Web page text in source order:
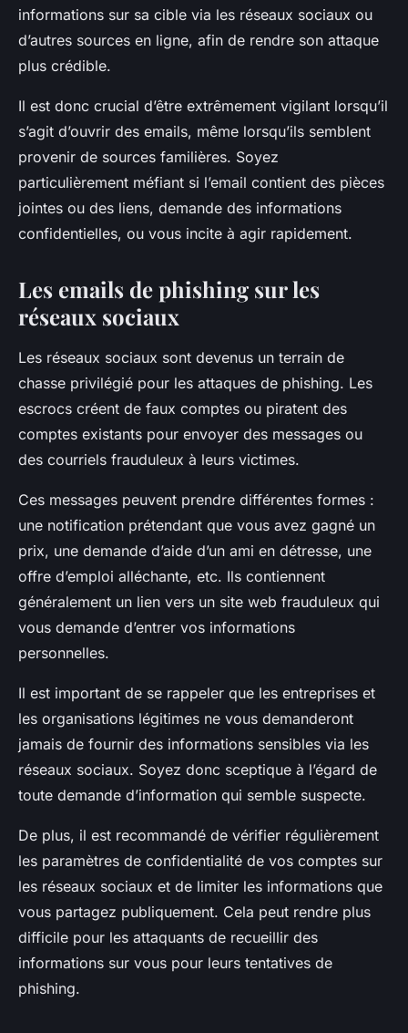
informations sur sa cible via les réseaux sociaux ou
d’autres sources en ligne, afin de rendre son attaque
plus crédible.
Il est donc crucial d’être extrêmement vigilant lorsqu’il
s’agit d’ouvrir des emails, même lorsqu’ils semblent
provenir de sources familières. Soyez
particulièrement méfiant si l’email contient des pièces
jointes ou des liens, demande des informations
confidentielles, ou vous incite à agir rapidement.
Les emails de phishing sur les
réseaux sociaux
Les réseaux sociaux sont devenus un terrain de
chasse privilégié pour les attaques de phishing. Les
escrocs créent de faux comptes ou piratent des
comptes existants pour envoyer des messages ou
des courriels frauduleux à leurs victimes.
Ces messages peuvent prendre différentes formes :
une notification prétendant que vous avez gagné un
prix, une demande d’aide d’un ami en détresse, une
offre d’emploi alléchante, etc. Ils contiennent
généralement un lien vers un site web frauduleux qui
vous demande d’entrer vos informations
personnelles.
Il est important de se rappeler que les entreprises et
les organisations légitimes ne vous demanderont
jamais de fournir des informations sensibles via les
réseaux sociaux. Soyez donc sceptique à l’égard de
toute demande d’information qui semble suspecte.
De plus, il est recommandé de vérifier régulièrement
les paramètres de confidentialité de vos comptes sur
les réseaux sociaux et de limiter les informations que
vous partagez publiquement. Cela peut rendre plus
difficile pour les attaquants de recueillir des
informations sur vous pour leurs tentatives de
phishing.